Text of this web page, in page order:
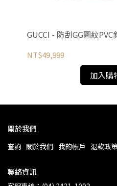
GUCCI - 防刮GG圖紋
NT$49,999
加入購
關於我們
查詢 關於我們 我的帳戶 退款政
聯絡資訊